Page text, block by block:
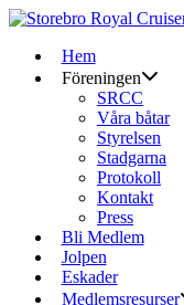
Skip
content
Hem
Föreningen
SRCC
Våra båtar
Styrelsen
Stadgarna
Protokoll
Kontakt
Press
Bli Medlem
Jolpen
Eskader
Medlemsresurser